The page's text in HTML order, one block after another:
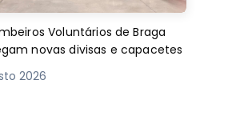
Voluntários de Braga
novas divisas e capacetes
2026